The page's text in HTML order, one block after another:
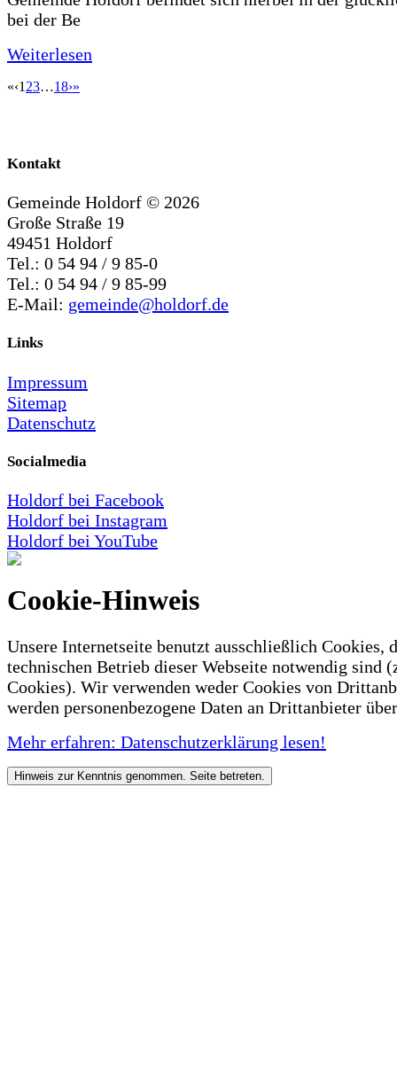
bei der Be
Weiterlesen
«‹1 23…18›»
Kontakt
Gemeinde Holdorf © 2026
Große Straße 19
49451 Holdorf
Tel.: 0 54 94 / 9 85-0
Tel.: 0 54 94 / 9 85-99
E-Mail: gemeinde@holdorf.de
Links
Impressum
Sitemap
Datenschutz
Socialmedia
Holdorf bei Facebook
Holdorf bei Instagram
Holdorf bei YouTube
Cookie-Hinweis
Unsere Internetseite benutzt ausschließlich Cookies,
technischen Betrieb dieser Webseite notwendig sind
Cookies). Wir verwenden weder Cookies von
werden personenbezogene Daten an Drittanbieter
Mehr erfahren: Datenschutzerklärung lesen!
Hinweis zur Kenntnis genommen. Seite betreten.